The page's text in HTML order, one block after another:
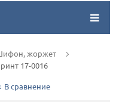
жоржет
17-0016
В сравнение